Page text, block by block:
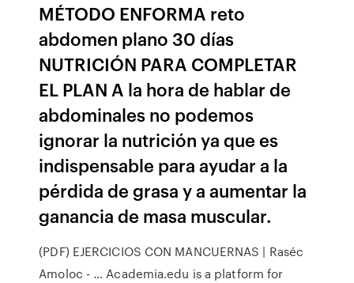
MÉTODO ENFORMA reto
abdomen plano 30 días
NUTRICIÓN PARA COMPLETAR
EL PLAN A la hora de hablar de
abdominales no podemos
ignorar la nutrición ya que es
indispensable para ayudar a la
pérdida de grasa y a aumentar la
ganancia de masa muscular.
(PDF) EJERCICIOS CON MANCUERNAS | Raséc
Amoloc - … Academia.edu is a platform for